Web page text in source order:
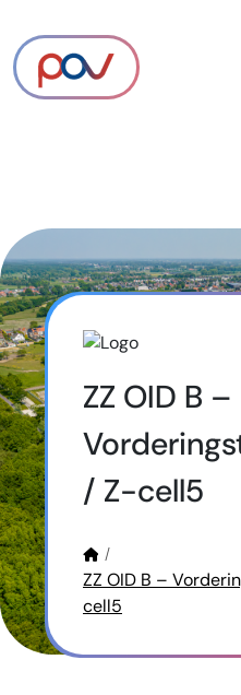
ZZ OID B –
/ Z-cell5
ZZ OID B –
cell5